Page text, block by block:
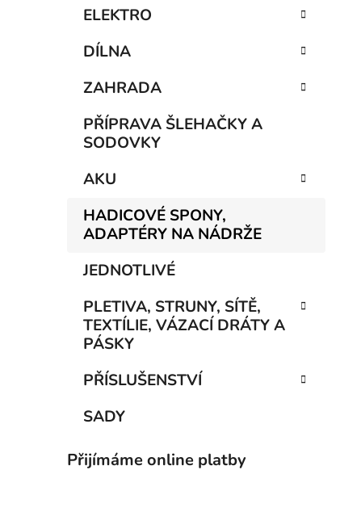
ELEKTRO
DÍLNA
ZAHRADA
PŘÍPRAVA ŠLEHAČKY A
SODOVKY
AKU
HADICOVÉ SPONY,
ADAPTÉRY NA NÁDRŽE
JEDNOTLIVÉ
PLETIVA, STRUNY, SÍTĚ,
TEXTÍLIE, VÁZACÍ DRÁTY A
PÁSKY
PŘÍSLUŠENSTVÍ
SADY
Přijímáme online platby